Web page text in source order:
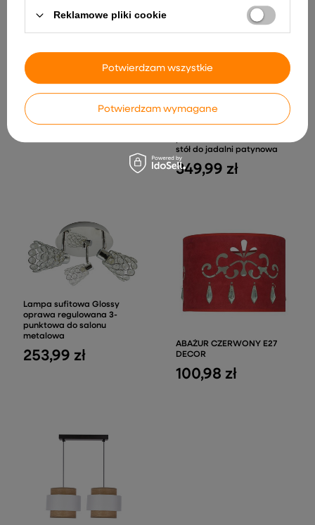
Lampa sufitowa Mitura
listwa ze szklanymi
kloszami 2-punktowa do
salonu
stół do jadalni patynowa
349,99 zł
Lampa sufitowa Glossy
oprawa regulowana 3-
punktowa do salonu
metalowa
253,99 zł
ABAŻUR CZERWONY E27
DECOR
100,98 zł
Reklamowe pliki cookie
Potwierdzam wymagane
Potwierdzam wszystkie